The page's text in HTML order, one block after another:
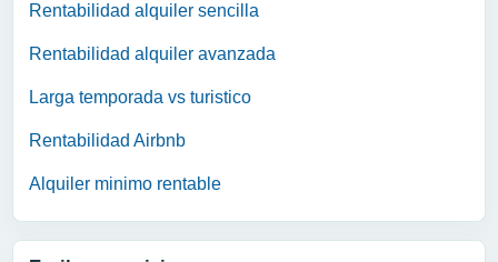
Rentabilidad alquiler sencilla
Rentabilidad alquiler avanzada
Larga temporada vs turistico
Rentabilidad Airbnb
Alquiler minimo rentable